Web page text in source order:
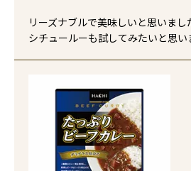
リーズナブルで美味しいと思いま
シチュールーも試してみたいと思い